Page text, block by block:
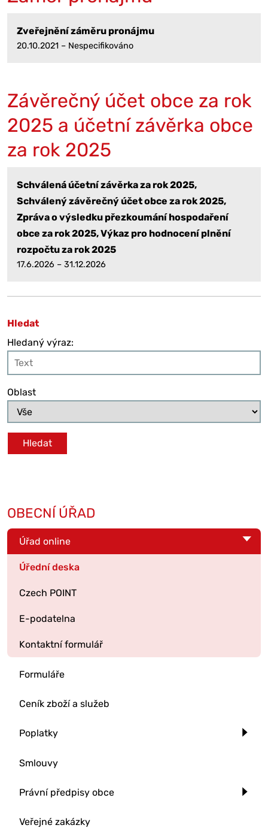
Zveřejnění záměru pronájmu
20.10.2021 – Nespecifikováno
Závěrečný účet obce za rok
2025 a účetní závěrka obce
za rok 2025
Schválená účetní závěrka za rok 2025,
Schválený závěrečný účet obce za rok 2025,
Zpráva o výsledku přezkoumání hospodaření
obce za rok 2025, Výkaz pro hodnocení plnění
rozpočtu za rok 2025
17.6.2026 – 31.12.2026
Hledat
Hledaný výraz:
Oblast
OBECNÍ ÚŘAD
Úřad online
Úřední deska
Czech POINT
E-podatelna
Kontaktní formulář
Formuláře
Ceník zboží a služeb
Poplatky
Smlouvy
Právní předpisy obce
Veřejné zakázky